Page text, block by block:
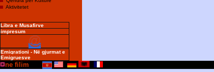
Aktivitetet
Libra e Musafirve
impresum
Emigrationi - Në gjurmat e
Emigruesve
ne filim